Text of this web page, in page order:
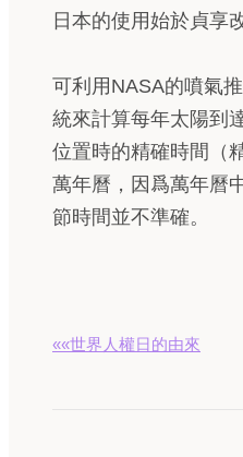
日本的使用始於貞享
可利用NASA的噴氣
統來計算每年太陽到
位置時的精確時間（
萬年曆，因爲萬年曆
節時間並不準確。
««世界人權日的由來